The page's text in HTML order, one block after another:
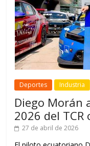
Deportes Industria
Diego Morán
2026 del
27 de abril de 2026